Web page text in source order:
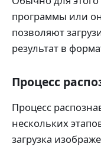
программы или
позволяют
результат в
Процесс
Процесс
нескольких
загрузка